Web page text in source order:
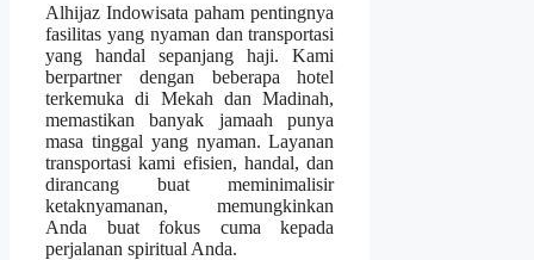
Alhijaz Indowisata paham pentingnya
fasilitas yang nyaman dan transportasi
yang handal sepanjang haji. Kami
berpartner dengan beberapa hotel
terkemuka di Mekah dan Madinah,
memastikan banyak jamaah punya
masa tinggal yang nyaman. Layanan
transportasi kami efisien, handal, dan
dirancang buat meminimalisir
ketaknyamanan, memungkinkan
Anda buat fokus cuma kepada
perjalanan spiritual Anda.